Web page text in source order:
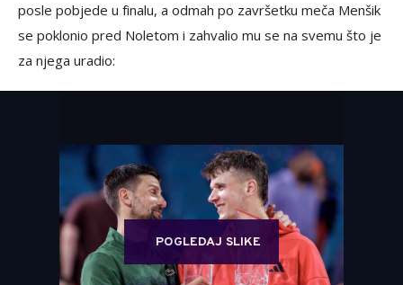
posle pobjede u finalu, a odmah po završetku meča Menšik
se poklonio pred Noletom i zahvalio mu se na svemu što je
za njega uradio:
POGLEDAJ SLIKE